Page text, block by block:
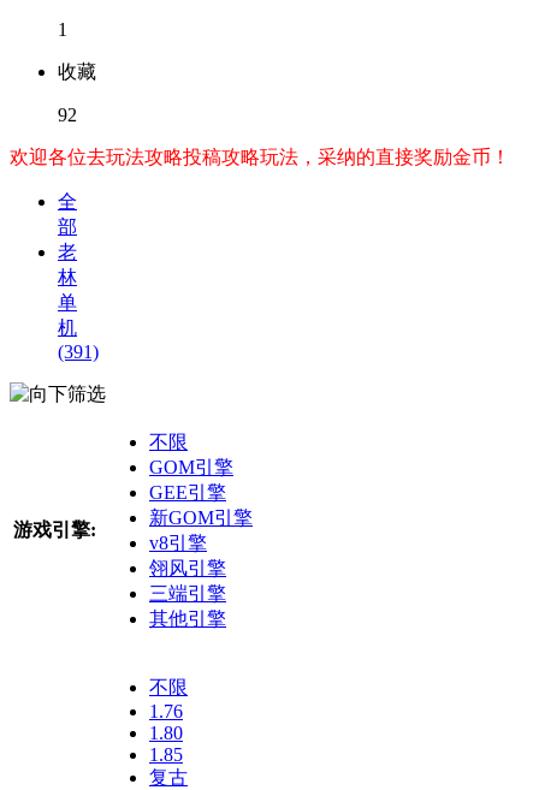
1
收藏
92
欢迎各位去玩法攻略投稿攻略玩法，采纳的直接奖励金币！
全
部
老
林
单
机
(391)
筛选
游戏引擎:
不限
GOM引擎
GEE引擎
新GOM引擎
v8引擎
翎风引擎
三端引擎
其他引擎
不限
1.76
1.80
1.85
复古